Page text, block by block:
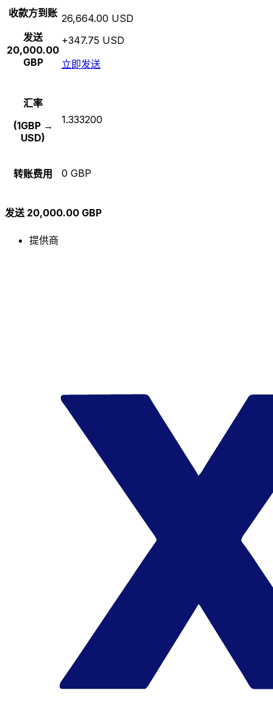
收款方到账
发送
20,000.00
GBP
26,664.00 USD
+347.75 USD
立即发送
汇率
(1GBP →
USD)
1.333200
转账费用 0 GBP
发送 20,000.00 GBP
提供商